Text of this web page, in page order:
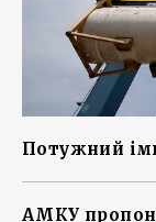
Потужний
АМКУ